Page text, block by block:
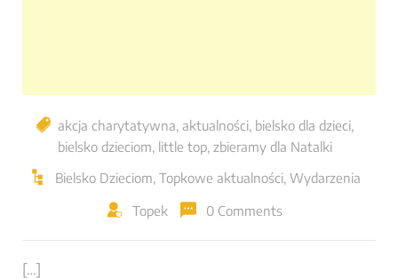
akcja charytatywna, aktualności, bielsko dla dzieci,
bielsko dzieciom, little top, zbieramy dla Natalki
Bielsko Dzieciom, Topkowe aktualności, Wydarzenia
Topek 0 Comments
[…]